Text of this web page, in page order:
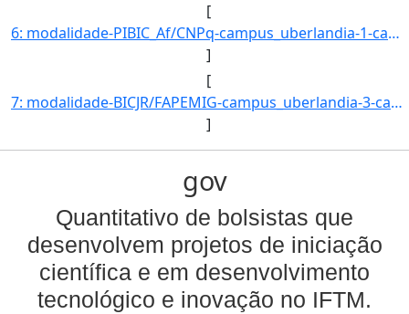
[
6: modalidade-PIBIC_Af/CNPq-campus_uberlandia-1-campus_uberaba-1-campus_ituiutaba-0-campus_patos_de_min]
]
[
7: modalidade-BICJR/FAPEMIG-campus_uberlandia-3-campus_uberaba-1-campus_ituiutaba-4-campus_patos_de_min]
]
gov
Quantitativo de bolsistas que
desenvolvem projetos de iniciação
científica e em desenvolvimento
tecnológico e inovação no IFTM.